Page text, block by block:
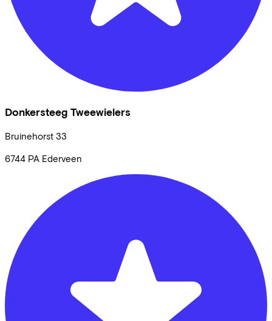
Donkersteeg Tweewielers
Bruinehorst 33
6744 PA Ederveen